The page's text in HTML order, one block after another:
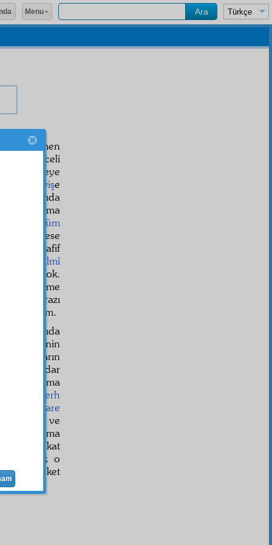
ve ilmen
işkenceli
idareye
âsâyişe
hayatımda
damarıma
Tahakküm
ki, herkese
ve hafif
zulmî
çarem yok.
elime
hapse razı
vermedim.
zamanımda
lerinin
kadar
ve şahsıma
kırıp
cerh
bîçare
leriyle ve
şahsıma
de, fakat
korkarak o
hareket
Menu